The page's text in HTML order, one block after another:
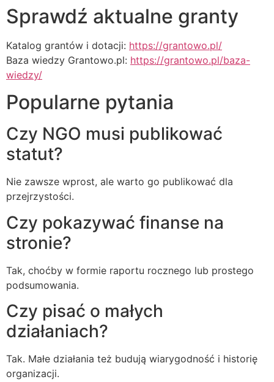
Sprawdź aktualne granty
Katalog grantów i dotacji: https://grantowo.pl/
Baza wiedzy Grantowo.pl: https://grantowo.pl/baza-
wiedzy/
Popularne pytania
Czy NGO musi publikować
statut?
Nie zawsze wprost, ale warto go publikować dla
przejrzystości.
Czy pokazywać finanse na
stronie?
Tak, choćby w formie raportu rocznego lub prostego
podsumowania.
Czy pisać o małych
działaniach?
Tak. Małe działania też budują wiarygodność i historię
organizacji.